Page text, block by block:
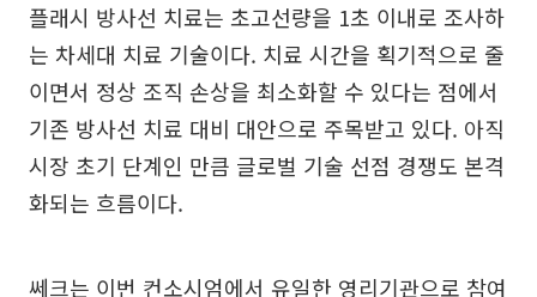
플래시 방사선 치료는 초고선량을 1초 이내로 조사하
는 차세대 치료 기술이다. 치료 시간을 획기적으로 줄
이면서 정상 조직 손상을 최소화할 수 있다는 점에서
기존 방사선 치료 대비 대안으로 주목받고 있다. 아직
시장 초기 단계인 만큼 글로벌 기술 선점 경쟁도 본격
화되는 흐름이다.
쎄크는 이번 컨소시엄에서 유일한 영리기관으로 참여